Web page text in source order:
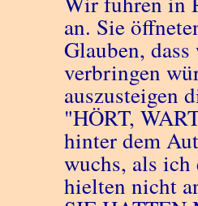
an. Sie
Glauben,
verbringen
auszusteigen
"HÖRT,
hinter dem
wuchs, als ich
hielten nicht